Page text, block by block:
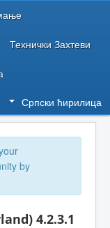
Технички Захтеви
Српски ћирилица
by
4.2.3.1